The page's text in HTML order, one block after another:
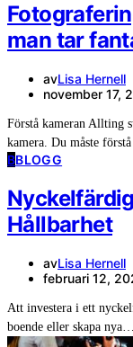
man tar
avLisa Hernell
november 17,
Förstå kameran Allting
kamera. Du måste
BBLOGG
Hållbarhet
avLisa Hernell
februari 12,
Att investera i ett
boende eller skapa nya…